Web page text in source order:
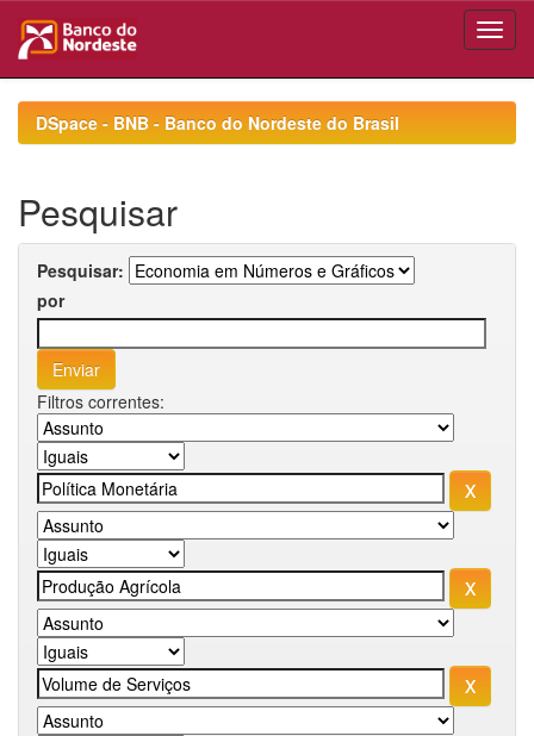
navigationDSpace - BNB - Banco do Nordeste do Brasil
Pesquisar
Pesquisar:
por
Filtros correntes: